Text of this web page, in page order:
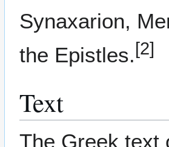
Synaxarion,
the Epistles. [2]
Text
The Greek text